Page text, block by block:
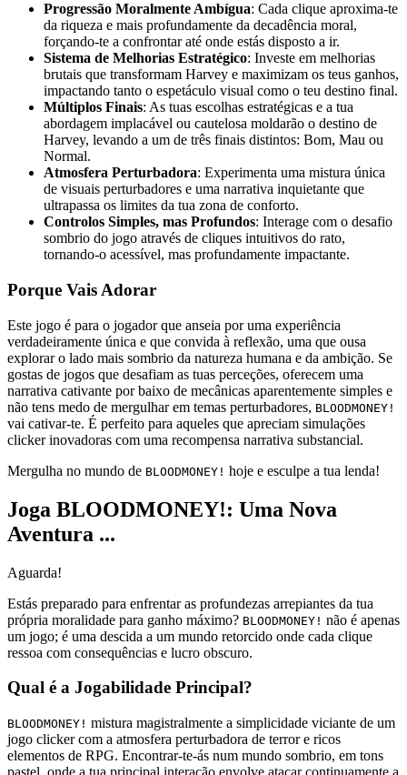
Progressão Moralmente Ambígua: Cada clique aproxima-te
da riqueza e mais profundamente da decadência moral,
forçando-te a confrontar até onde estás disposto a ir.
Sistema de Melhorias Estratégico: Investe em melhorias
brutais que transformam Harvey e maximizam os teus ganhos,
impactando tanto o espetáculo visual como o teu destino final.
Múltiplos Finais: As tuas escolhas estratégicas e a tua
abordagem implacável ou cautelosa moldarão o destino de
Harvey, levando a um de três finais distintos: Bom, Mau ou
Normal.
Atmosfera Perturbadora: Experimenta uma mistura única
de visuais perturbadores e uma narrativa inquietante que
ultrapassa os limites da tua zona de conforto.
Controlos Simples, mas Profundos: Interage com o desafio
sombrio do jogo através de cliques intuitivos do rato,
tornando-o acessível, mas profundamente impactante.
Porque Vais Adorar
Este jogo é para o jogador que anseia por uma experiência
verdadeiramente única e que convida à reflexão, uma que ousa
explorar o lado mais sombrio da natureza humana e da ambição. Se
gostas de jogos que desafiam as tuas perceções, oferecem uma
narrativa cativante por baixo de mecânicas aparentemente simples e
não tens medo de mergulhar em temas perturbadores, BLOODMONEY!
vai cativar-te. É perfeito para aqueles que apreciam simulações
clicker inovadoras com uma recompensa narrativa substancial.
Mergulha no mundo de BLOODMONEY! hoje e esculpe a tua lenda!
Joga BLOODMONEY!: Uma Nova
Aventura ...
Aguarda!
Estás preparado para enfrentar as profundezas arrepiantes da tua
própria moralidade para ganho máximo? BLOODMONEY! não é apenas
um jogo; é uma descida a um mundo retorcido onde cada clique
ressoa com consequências e lucro obscuro.
Qual é a Jogabilidade Principal?
BLOODMONEY! mistura magistralmente a simplicidade viciante de um
jogo clicker com a atmosfera perturbadora de terror e ricos
elementos de RPG. Encontrar-te-ás num mundo sombrio, em tons
pastel, onde a tua principal interação envolve atacar continuamente a